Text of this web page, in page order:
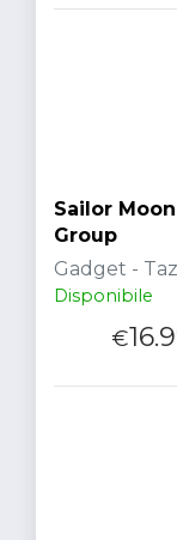
Sailor
Group
Gadget -
Disponibile
€